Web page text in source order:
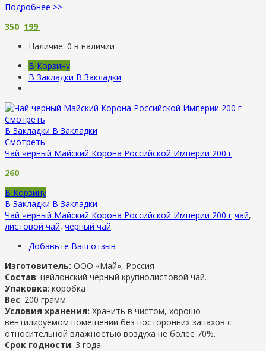
Подробнее >>
350 199
Наличие: 0 в наличии
В Корзину
В Закладки В Закладки
Смотреть
В Закладки В Закладки
Смотреть
Чай черный Майский Корона Российской Империи 200 г
260
В Корзину
В Закладки В Закладки
Чай черный Майский Корона Российской Империи 200 г чай,
листовой чай, черный чай.
Добавьте Ваш отзыв
Изготовитель: ООО «Май», Россия
Состав: цейлонский черный крупнолистовой чай.
Упаковка: коробка
Вес: 200 грамм
Условия хранения: Хранить в чистом, хорошо
вентилируемом помещении без посторонних запахов с
относительной влажностью воздуха не более 70%.
Срок годности: 3 года.